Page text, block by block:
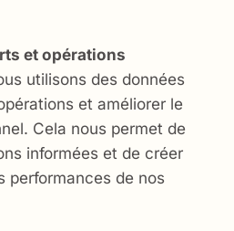
et opérations
utilisons des données
et améliorer le
Cela nous permet de
informées et de créer
performances de nos